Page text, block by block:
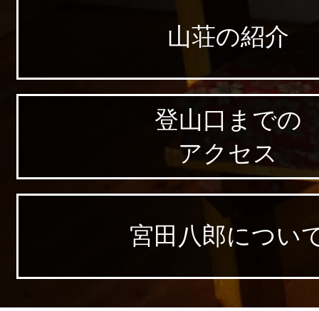
山荘の紹介
登山口までの
アクセス
宮田八郎につい